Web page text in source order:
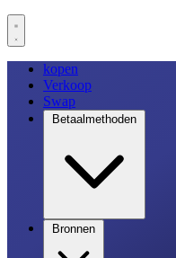
kopen
Verkoop
Swap
Betaalmethoden
Bronnen